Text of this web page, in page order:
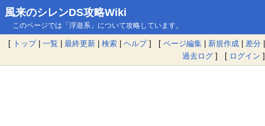
風来のシレンDS攻略Wiki
このページでは「浮遊系」について攻略しています。
[ トップ| 一覧 | 最終更新 | 検索 | ヘルプ] [ ページ編集 | 新規作成 | 差分 |
過去ログ ] [ ログイン ]